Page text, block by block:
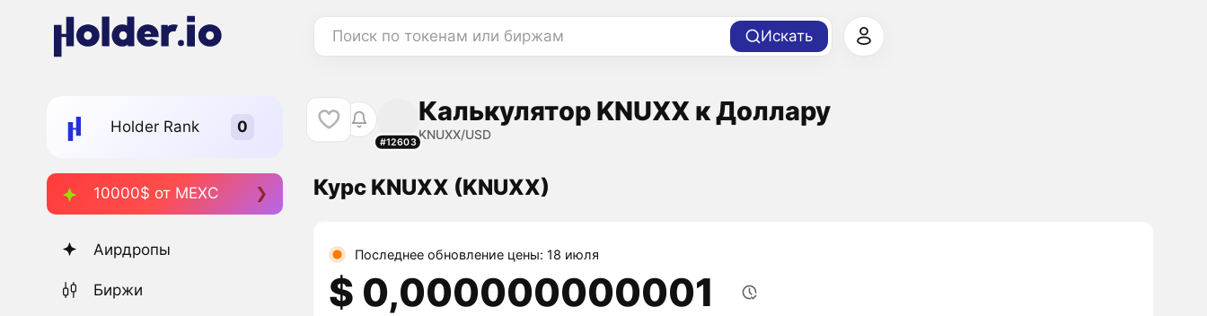
Поиск по токенам или биржам Искать
Holder Rank
10000$ от MEXC
Аирдропы
Биржи
#12603
Калькулятор KNUXX к Доллару
KNUXX/USD
Курс KNUXX (KNUXX)
Последнее обновление цены: 18 июля
$ 0,000000000001